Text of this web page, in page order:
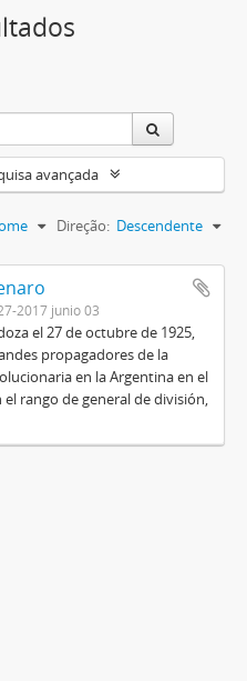
avançada
Direção: Descendente
2017 junio 03
el 27 de octubre de 1925,
propagadores de la
en la Argentina en el
rango de general de división,